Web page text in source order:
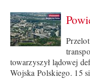
towarzyszył lądowej
Wojska Polskiego. 15